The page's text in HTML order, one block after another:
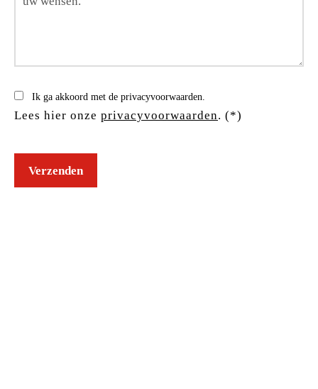
Ik ga akkoord met de privacyvoorwaarden.
Lees hier onze privacyvoorwaarden. (*)